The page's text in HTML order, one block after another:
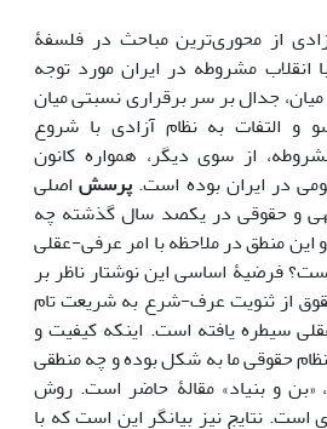
از محوری‌ترین مباحث در فلسفۀ
مشروطه در ایران مورد توجه
جدال بر سر برقراری نسبتی میان
التفات به نظام آزادی با شروع
از سوی دیگر، همواره کانون
در ایران بوده است.پرسشاصلی
و حقوقی در یکصد سال گذشته چه
این منطق در ملاحظه با امر عرفی-عقلی
فرضیۀ اساسی این نوشتار ناظر بر
از ثنویت عرف-شرع به شریعت تام
سیطره یافته است. اینکه کیفیت و
حقوقی ما به شکل بوده و چه منطقی
«بن و بنیاد» مقالۀ حاضر است. روش
است. نتایج نیز بیانگر این است که با